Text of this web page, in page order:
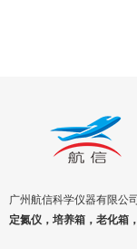
广州航信科学仪器有限公
定氮仪，培养箱，老化箱